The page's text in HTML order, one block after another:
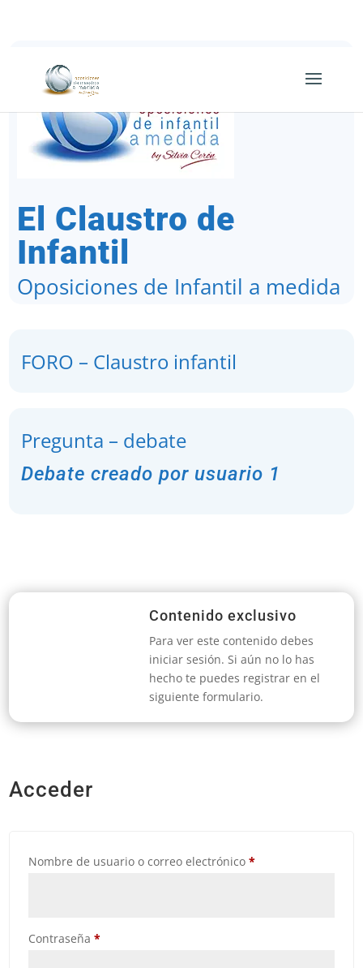
El Claustro de
Infantil
Oposiciones de Infantil a medida
FORO – Claustro infantil
Pregunta – debate
Debate creado por usuario 1
Contenido exclusivo
Para ver este contenido debes
iniciar sesión. Si aún no lo has
hecho te puedes registrar en el
siguiente formulario.
Acceder
Nombre de usuario o correo electrónico*Obligatorio
Contraseña*Obligatorio